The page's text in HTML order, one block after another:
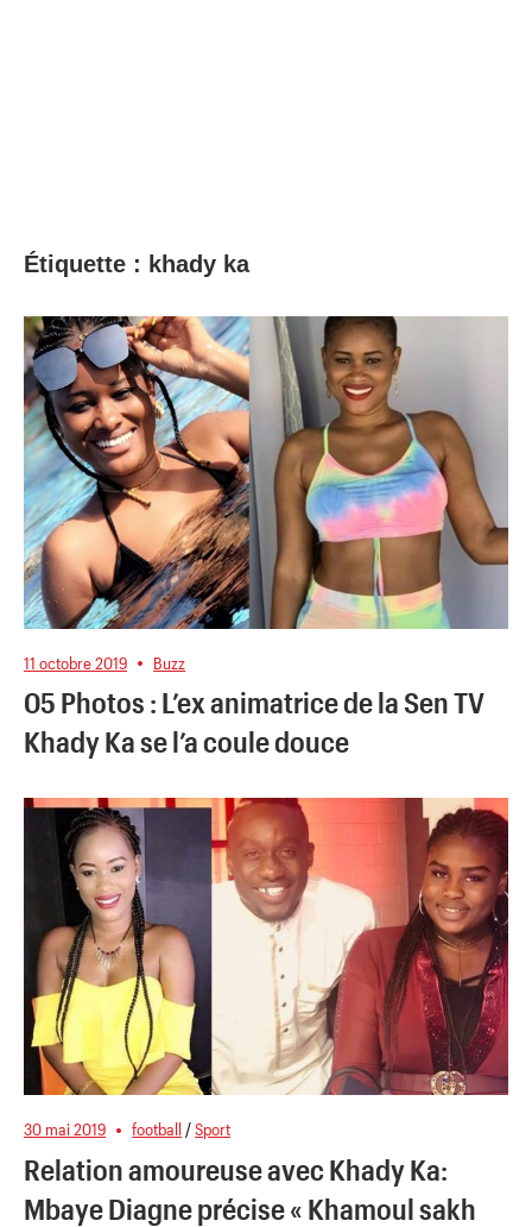
Étiquette : khady ka
11 octobre 2019 Buzz
05 Photos : L’ex animatrice de la Sen TV
Khady Ka se l’a coule douce
30 mai 2019 football /Sport
Relation amoureuse avec Khady Ka:
Mbaye Diagne précise « Khamoul sakh